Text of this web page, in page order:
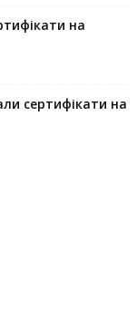
на
сертифікати на